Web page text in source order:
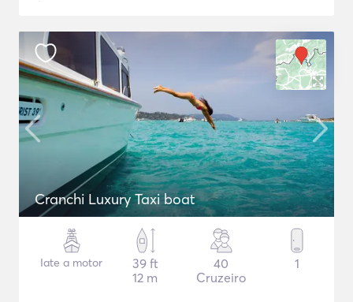
Cranchi Luxury Taxi boat
Iate a motor
39 ft
12 m
40
Cruzeiro
1